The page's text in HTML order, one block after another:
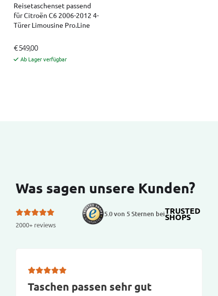
Reisetaschenset passend
für Citroën C6 2006-2012 4-
Türer Limousine Pro.Line
€ 549,00
Ab Lager verfügbar
Was sagen unsere Kunden?
2000+ reviews
5.0 von 5 Sternen beiTRUSTED
SHOPS
Taschen passen sehr gut